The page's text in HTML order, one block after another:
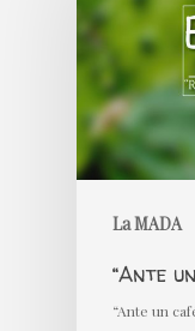
La MADA
“Ante
“Ante un